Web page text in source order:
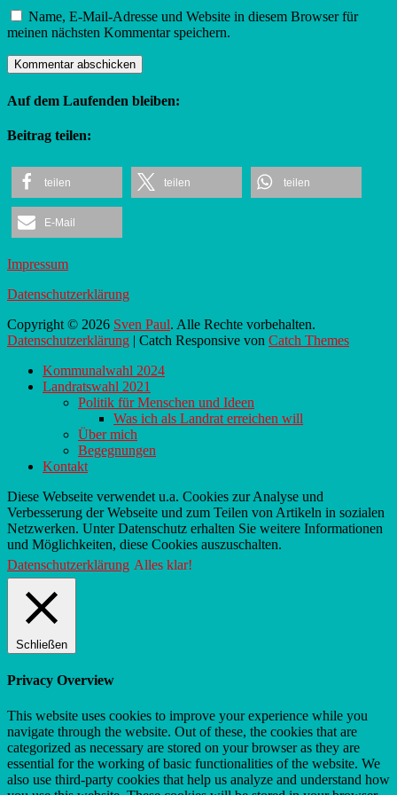
Name, E-Mail-Adresse und Website in diesem Browser für
meinen nächsten Kommentar speichern.
Auf dem Laufenden bleiben:
Twitter
Instagram
Beitrag teilen:
teilen teilen teilen
E-Mail
Impressum
Datenschutzerklärung
Twitter
Instagram
Copyright © 2026 Sven Paul. Alle Rechte vorbehalten.
Datenschutzerklärung | Catch Responsive von Catch Themes
oben
scrollen
Kommunalwahl 2024
Landratswahl 2021
Politik für Menschen und Ideen
Was ich als Landrat erreichen will
Über mich
Begegnungen
Kontakt
Diese Webseite verwendet u.a. Cookies zur Analyse und
Verbesserung der Webseite und zum Teilen von Artikeln in sozialen
Netzwerken. Unter Datenschutz erhalten Sie weitere Informationen
und Möglichkeiten, diese Cookies auszuschalten.
Datenschutzerklärung Alles klar!
Schließen
Privacy Overview
This website uses cookies to improve your experience while you
navigate through the website. Out of these, the cookies that are
categorized as necessary are stored on your browser as they are
essential for the working of basic functionalities of the website. We
also use third-party cookies that help us analyze and understand how